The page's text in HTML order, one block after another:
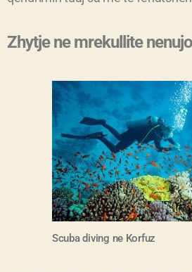
Zhytje ne mrekullite
Scubadiving ne Korfuz